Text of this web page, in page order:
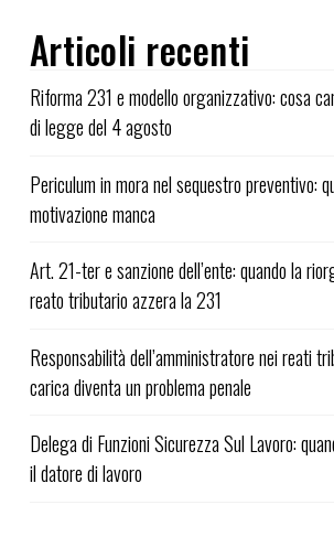
Articoli recenti
Riforma 231 e modello organizzativo: cosa
di legge del 4 agosto
Periculum in mora nel sequestro preventivo:
motivazione manca
Art. 21-ter e sanzione dell’ente: quando la
reato tributario azzera la 231
Responsabilità dell’amministratore nei reati
carica diventa un problema penale
Delega di Funzioni Sicurezza Sul Lavoro:
il datore di lavoro